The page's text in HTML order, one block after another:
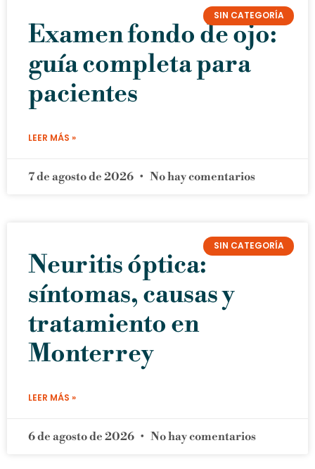
SIN CATEGORÍA
Examen fondo de ojo:
guía completa para
pacientes
LEER MÁS »
7 de agosto de 2026 No hay comentarios
SIN CATEGORÍA
Neuritis óptica:
síntomas, causas y
tratamiento en
Monterrey
LEER MÁS »
6 de agosto de 2026 No hay comentarios